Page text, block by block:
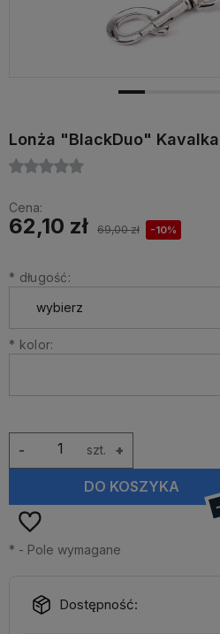
Lonża "BlackDuo"
Cena:
62,10 zł 69,00 zł -10%
* długość:
* kolor:
szt. +
-
DO KOSZYKA
* - Pole wymagane
Dostępność: